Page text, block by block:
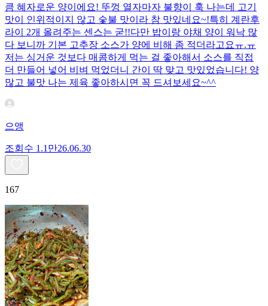
큼 혜자로운 양이에요! 뚜껑 열자마자 불향이 훅 나는데 고기
맛이 인위적이지 않고 숯불 맛이라 참 맛있네요~!특히 계란후
라이 2개 올려주는 센스는 굳!! ​다만 밥이랑 야채 양이 워낙 많
다 보니까 기본 고추장 소스가 양에 비해 좀 적더라고요ㅠ.ㅠ
저는 싱거운 것보다 매콤하게 먹는 걸 좋아해서 소스를 직접
더 만들어 넣어 비벼 먹었더니 간이 딱 맞고 맛있었습니다! 양
많고 불맛 나는 제육 좋아하시면 꼭 드셔보세요~^^
으앵
조회수 1.1만26.06.30
167